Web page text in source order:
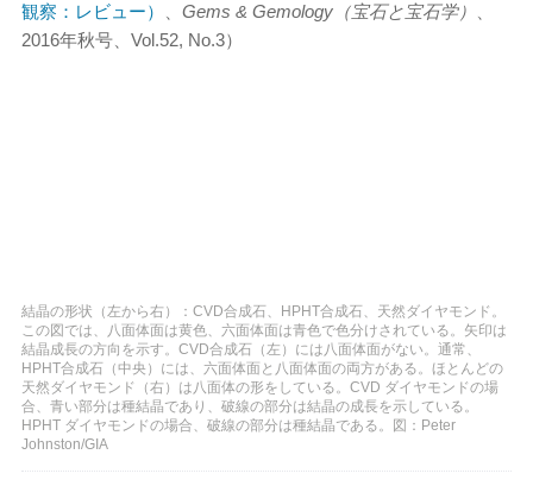
観察：レビュー）
、 Gems & Gemology（宝石と宝石学） 、
2016年秋号、Vol.52, No.3）
結晶の形状（左から右）：CVD合成石、HPHT合成石、天然ダイヤモンド。
この図では、八面体面は黄色、六面体面は青色で色分けされている。矢印は
結晶成長の方向を示す。CVD合成石（左）には八面体面がない。通常、
HPHT合成石（中央）には、六面体面と八面体面の両方がある。ほとんどの
天然ダイヤモンド（右）は八面体の形をしている。CVD ダイヤモンドの場
合、青い部分は種結晶であり、破線の部分は結晶の成長を示している。
HPHT ダイヤモンドの場合、破線の部分は種結晶である。図：Peter
Johnston/GIA